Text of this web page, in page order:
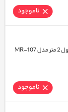
ناموجود
ناموجود